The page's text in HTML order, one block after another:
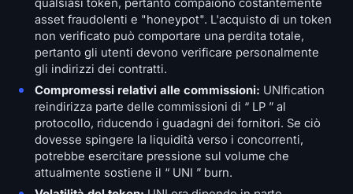
qualsiasi token, pertanto compaiono costantemente
asset fraudolenti e "honeypot". L'acquisto di un token
non verificato può comportare una perdita totale,
pertanto gli utenti devono verificare personalmente
gli indirizzi dei contratti.
Compromessi relativi alle commissioni: UNIfication
reindirizza parte delle commissioni di “ LP ” al
protocollo, riducendo i guadagni dei fornitori. Se ciò
dovesse spingere la liquidità verso i concorrenti,
potrebbe esercitare pressione sul volume che
attualmente sostiene il “ UNI ” burn.